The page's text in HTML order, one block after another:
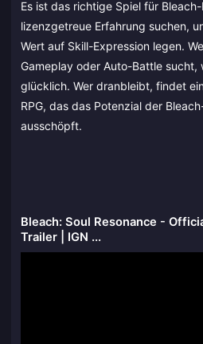
Es ist das richtige Spiel für
lizenzgetreue Erfahrung suchen,
Wert auf Skill-Expression legen.
Gameplay oder Auto-Battle sucht,
glücklich. Wer dranbleibt, findet
RPG, das das Potenzial der
ausschöpft.
Bleach: Soul Resonance -
Trailer | IGN ...